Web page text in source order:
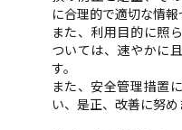
に合理的で適切な情報
また、利用目的に照
ついては、速やかに
す。
また、安全管理措置
い、是正、改善に努め